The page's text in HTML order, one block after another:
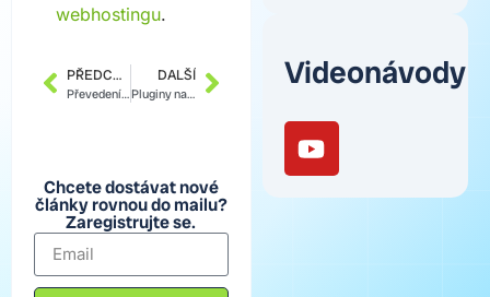
Videonávody
webhostingu.
PŘEDCHOZÍ
Převedení domény a vytvoření nového webu
DALŠÍ
Pluginy na zálohování a migraci WP webu
Chcete dostávat nové
články rovnou do mailu?
Zaregistrujte se.